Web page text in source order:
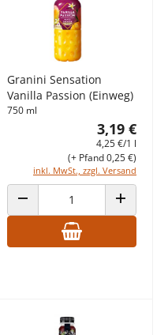
Granini Sensation
Vanilla Passion (Einweg)
750 ml
3,19 €
4,25 €/1 l
inkl. MwSt., zzgl. Versand
(+ Pfand 0,25 €)
ANZAHL VERRINGERN ANZAHL